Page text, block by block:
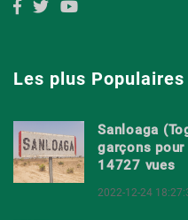
Les plus Populaires
Sanloaga
garçons
14727 vues
2022-12-24